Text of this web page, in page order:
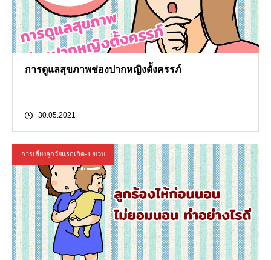
การดูแลสุขภาพช่องปากหญิงตั้งครรภ์
30.05.2021
การเลี้ยงลูกวัยแรกเกิด-1 ขวบ